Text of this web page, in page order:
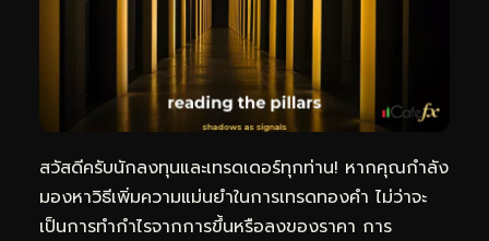
สวัสดีครับนักลงทุนและเทรดเดอร์ทุกท่าน! หากคุณกำลัง
มองหาวิธีเพิ่มความแม่นยำในการเทรดทองคำ ไม่ว่าจะ
เป็นการทำกำไรจากการขึ้นหรือลงของราคา การ